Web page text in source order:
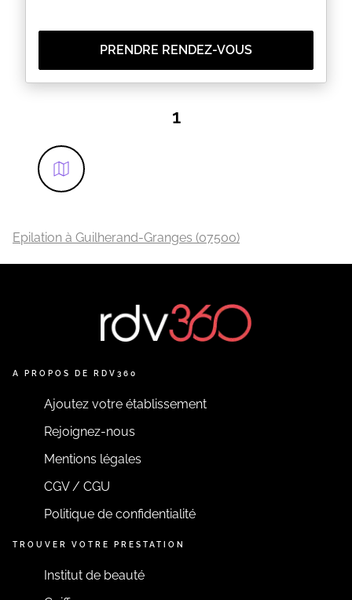
PRENDRE RENDEZ-VOUS
1
Epilation à Guilherand-Granges (07500)
A PROPOS DE RDV360
Ajoutez votre établissement
Rejoignez-nous
Mentions légales
CGV / CGU
Politique de confidentialité
TROUVER VOTRE PRESTATION
Institut de beauté